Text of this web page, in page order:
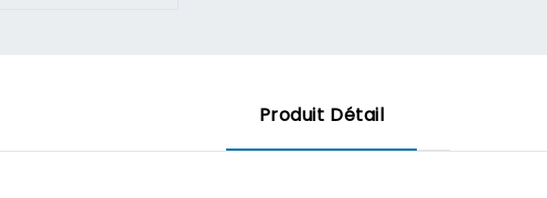
Produit Détail